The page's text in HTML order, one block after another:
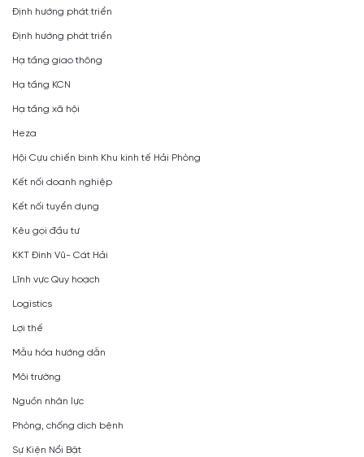
Định hướng phát triển
Định hướng phát triển
Hạ tầng giao thông
Hạ tầng KCN
Hạ tầng xã hội
Heza
Hội Cựu chiến binh Khu kinh tế Hải Phòng
Kết nối doanh nghiệp
Kết nối tuyển dụng
Kêu gọi đầu tư
KKT Đình Vũ- Cát Hải
Lĩnh vực Quy hoạch
Logistics
Lợi thế
Mẫu hóa hướng dẫn
Môi trường
Nguồn nhân lực
Phòng, chống dịch bệnh
Sự Kiện Nổi Bật